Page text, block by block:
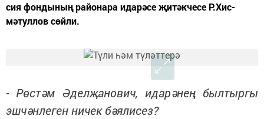
сия фондының районара идарәсе җитәкчесе Р.Хис­
мәтуллов сөйли.
- Рөстәм Әделҗанович, ида­рәнең былтыргы
эшчән­леген ничек бәялисез?